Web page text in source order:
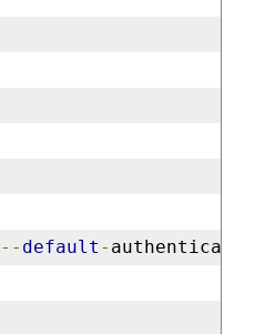
-- default -